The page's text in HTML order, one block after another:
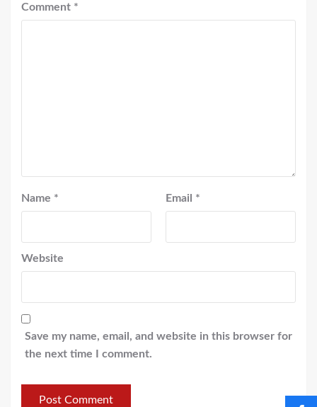
Comment *
Name * Email *
Website
Save my name, email, and website in this browser for
the next time I comment.